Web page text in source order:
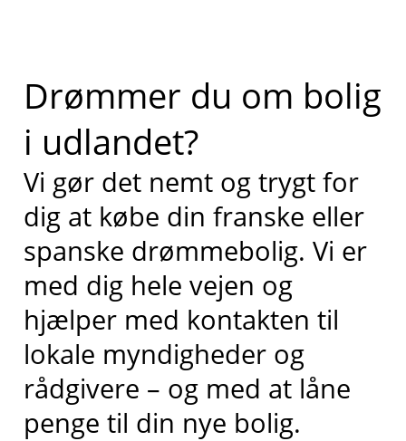
Drømmer du om bolig
i udlandet?
Vi gør det nemt og trygt for
dig at købe din franske eller
spanske drømmebolig. Vi er
med dig hele vejen og
hjælper med kontakten til
lokale myndigheder og
rådgivere – og med at låne
penge til din nye bolig.